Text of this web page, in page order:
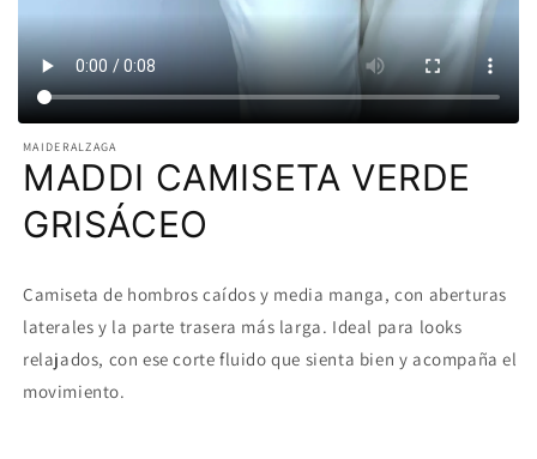
MAIDERALZAGA
MADDI CAMISETA VERDE
GRISÁCEO
Camiseta de hombros caídos y media manga, con aberturas
laterales y la parte trasera más larga. Ideal para looks
relajados, con ese corte fluido que sienta bien y acompaña el
movimiento.